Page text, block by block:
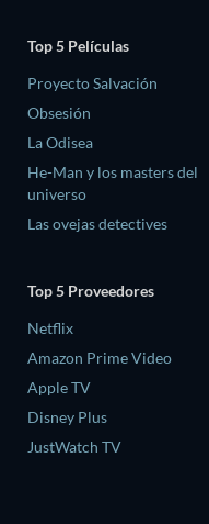
Top 5 Películas
Proyecto Salvación
Obsesión
La Odisea
He-Man y los masters del
universo
Las ovejas detectives
Top 5 Proveedores
Netflix
Amazon Prime Video
Apple TV
Disney Plus
JustWatch TV